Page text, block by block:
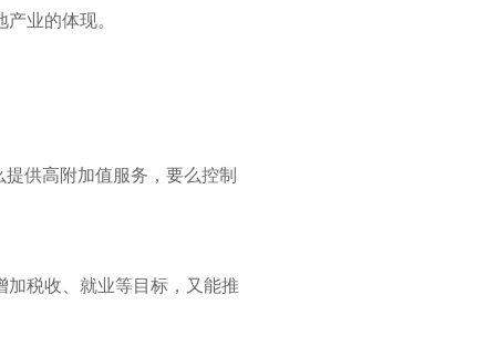
业的体现。
供高附加值服务，要么控制
税收、就业等目标，又能推